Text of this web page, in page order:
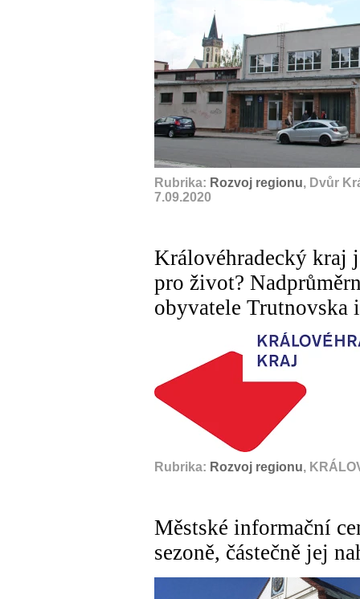
Rubrika: Rozvoj regionu, Dvůr
7.09.2020
Královéhradecký kraj
pro život?
obyvatele Trutnovska
Rubrika: Rozvoj regionu,
Městské informační
sezoně, částečně jej